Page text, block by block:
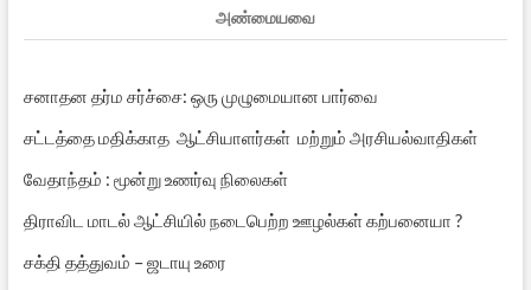
அண்மையவை
சனாதன தர்ம சர்ச்சை: ஒரு முழுமையான பார்வை
சட்டத்தை மதிக்காத ஆட்சியாளர்கள் மற்றும் அரசியல்வாதிகள்
வேதாந்தம் : மூன்று உணர்வு நிலைகள்
திராவிட மாடல் ஆட்சியில் நடைபெற்ற ஊழல்கள் கற்பனையா ?
சக்தி தத்துவம் – ஜடாயு உரை